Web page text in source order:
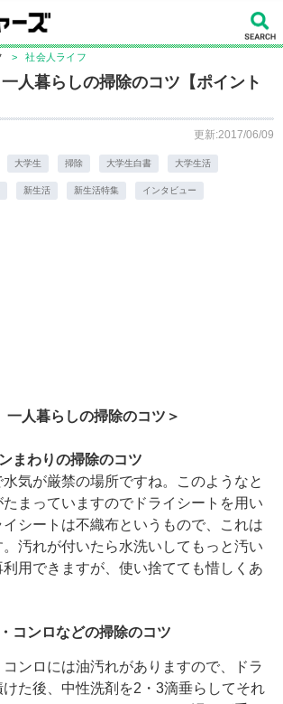
> 社会人ライフ
人暮らしの掃除のコツ【ポイント
更新:2017/06/09
大学生 掃除 大学生白書 大学生活
新生活 新生活特集 インタビュー
一人暮らしの掃除のコツ＞
まわりの掃除のコツ
気が厳禁の場所ですね。このようなと
まっていますのでドライシートを用い
シートは不織布というもので、これは
汚れが付いたら水洗いしてもっと汚い
用できますが、使い捨てても惜しくあ
コンロなどの掃除のコツ
ンロには油汚れがありますので、ドラ
た後、中性洗剤を2・3滴垂らしてそれ